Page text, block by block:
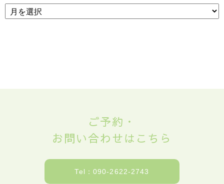
ご予約・
お問い合わせはこちら
Tel：090-2622-2743